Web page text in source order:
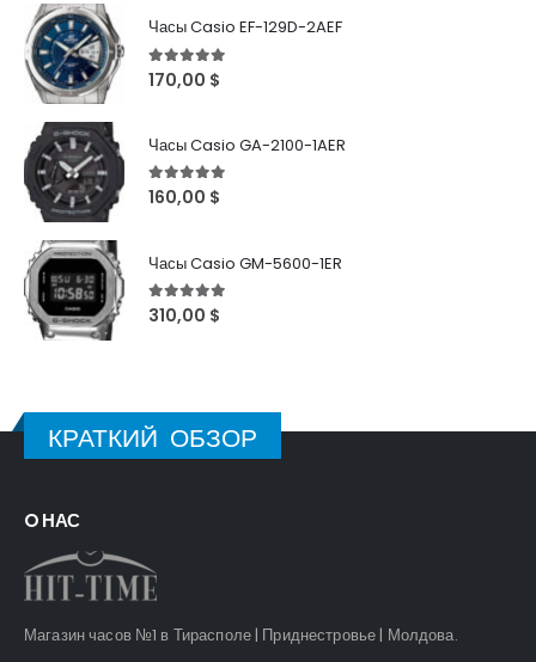
Часы Casio EF-129D-2AEF
5out of 5
170,00 $
Часы Casio GA-2100-1AER
5out of 5
160,00 $
Часы Casio GM-5600-1ER
5out of 5
310,00 $
КРАТКИЙ ОБЗОР
O НАС
Магазин часов №1 в Тирасполе | Приднестровье | Молдова.